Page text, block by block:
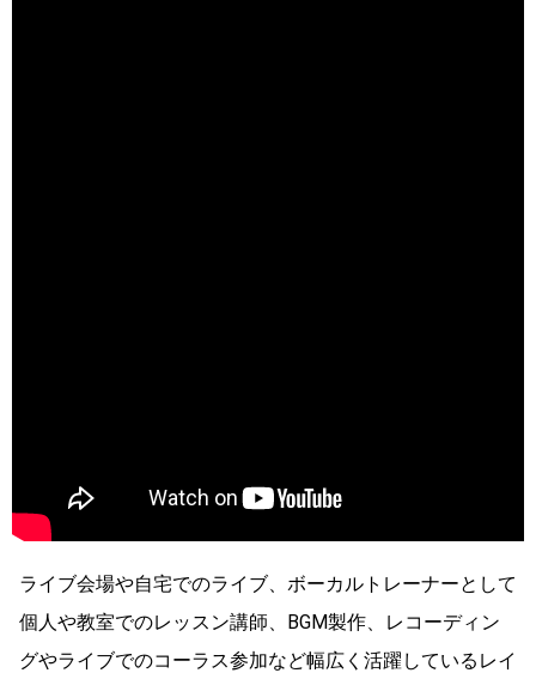
ライブ会場や自宅でのライブ、ボーカルトレーナーとして
個人や教室でのレッスン講師、BGM製作、レコーディン
グやライブでのコーラス参加など幅広く活躍しているレイ